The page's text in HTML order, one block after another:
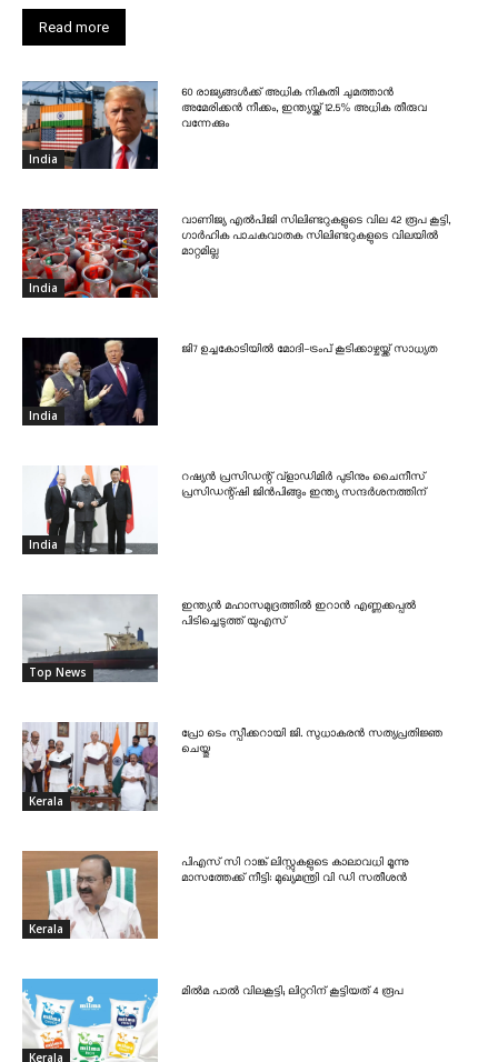
Read more
India
60 രാജ്യങ്ങൾക്ക് അധിക നികുതി ചുമത്താൻ
അമേരിക്കൻ നീക്കം, ഇന്ത്യയ്ക്ക് 12.5% അധിക തീരുവ
വന്നേക്കും
India
വാണിജ്യ എൽപിജി സിലിണ്ടറുകളുടെ വില 42 രൂപ കൂട്ടി,
ഗാർഹിക പാചകവാതക സിലിണ്ടറുകളുടെ വിലയിൽ
മാറ്റമില്ല
India
ജി7 ഉച്ചകോടിയിൽ മോദി-ട്രംപ് കൂടിക്കാഴ്ചയ്ക്ക് സാധ്യത
India
റഷ്യൻ പ്രസിഡന്റ് വ്‌ളാഡിമിർ പുടിനും ചൈനീസ്
പ്രസിഡന്റ്ഷി ജിൻപിങ്ങും ഇന്ത്യ സന്ദർശനത്തിന്
Top News
ഇന്ത്യൻ മഹാസമുദ്രത്തിൽ ഇറാൻ എണ്ണക്കപ്പൽ
പിടിച്ചെടുത്ത് യുഎസ്
Kerala
പ്രോ ടെം സ്പീക്കറായി ജി. സുധാകരൻ സത്യപ്രതിജ്ഞ
ചെയ്തു
Kerala
പിഎസ് സി റാങ്ക് ലിസ്റ്റുകളുടെ കാലാവധി മൂന്നു
മാസത്തേക്ക് നീട്ടി: മുഖ്യമന്ത്രി വി ഡി സതീശൻ
Kerala
മിൽമ പാൽ വിലകൂട്ടി; ലിറ്ററിന് കൂട്ടിയത് 4 രൂപ